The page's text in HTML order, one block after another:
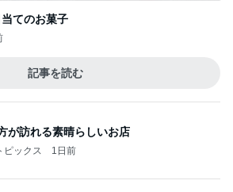
てのお菓子
記事を読む
が訪れる素晴らしいお店
ピックス 1日前